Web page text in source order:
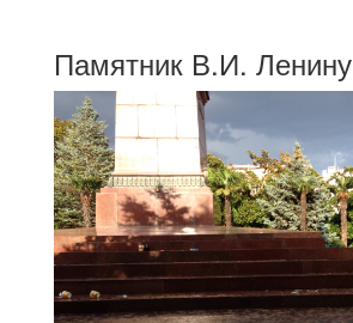
Памятник В.И. Ленину